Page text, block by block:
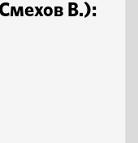
В.):